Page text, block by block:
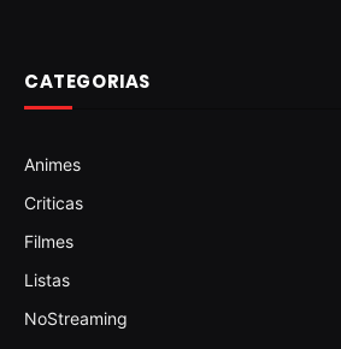
CATEGORIAS
Animes
Criticas
Filmes
Listas
NoStreaming